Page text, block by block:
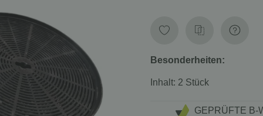
Besonderheiten:
Inhalt: 2 Stück
GEPRÜFTE B-